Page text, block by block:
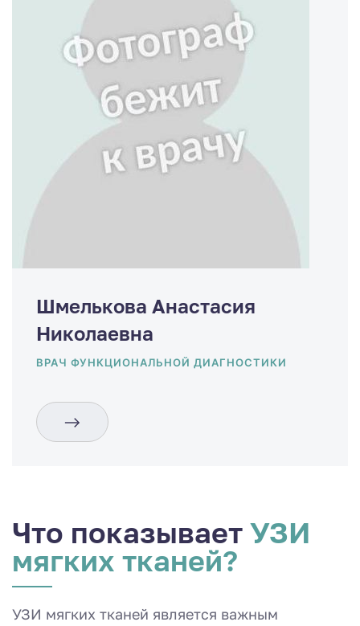
Шмелькова Анастасия
Николаевна
ВРАЧ ФУНКЦИОНАЛЬНОЙ ДИАГНОСТИКИ
Что показывает УЗИ
мягких тканей?
УЗИ мягких тканей является важным